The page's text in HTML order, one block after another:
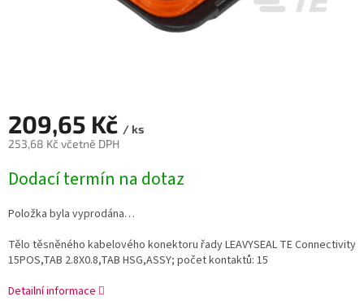
209,65 Kč / ks
253,68 Kč včetně DPH
cena:
Dodací termín na dotaz
Položka byla vyprodána…
Tělo těsněného kabelového konektoru řady LEAVYSEAL TE Connectivity
15POS,TAB 2.8X0.8,TAB HSG,ASSY; počet kontaktů: 15
Detailní informace